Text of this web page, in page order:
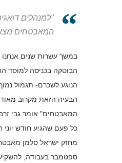
"למנהלים
המאבטחים
במשך עשרות שנים אנחנו
הבוטקה בכניסה למוסד
הנוגע לשכרם- תגמול
הבעיה הזאת מקרוב
המאבטחים" אומר גבי
כל פעם שהגיע חודש
מחזק ישראל סלמן
ספטמבר בעבודה,